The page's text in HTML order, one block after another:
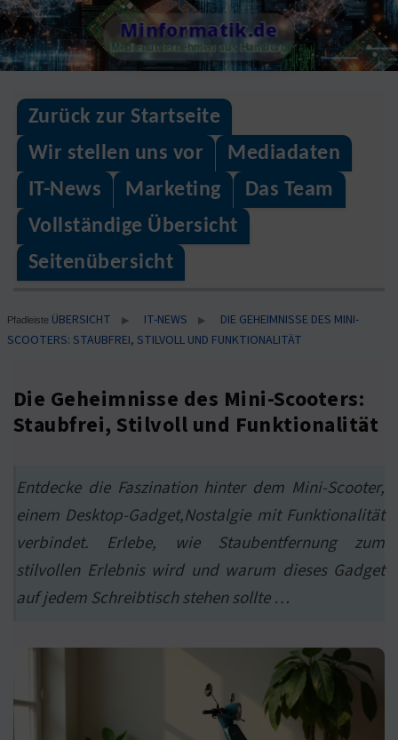
Skip
to
content
Minformatik.de
Medienunternehmen aus Hamburg
Zurück zur Startseite
Wir stellen uns vor
Mediadaten
IT-News
Marketing
Das Team
Vollständige Übersicht
Seitenübersicht
Pfadleiste ÜBERSICHT ▶ IT-NEWS ▶
DIE GEHEIMNISSE DES MINI-
SCOOTERS: STAUBFREI, STILVOLL UND FUNKTIONALITÄT
Die Geheimnisse des Mini-Scooters:
Staubfrei, Stilvoll und Funktionalität
Entdecke die Faszination hinter dem Mini-Scooter,
einem Desktop-Gadget,Nostalgie mit Funktionalität
verbindet. Erlebe, wie Staubentfernung zum
stilvollen Erlebnis wird und warum dieses Gadget
auf jedem Schreibtisch stehen sollte …